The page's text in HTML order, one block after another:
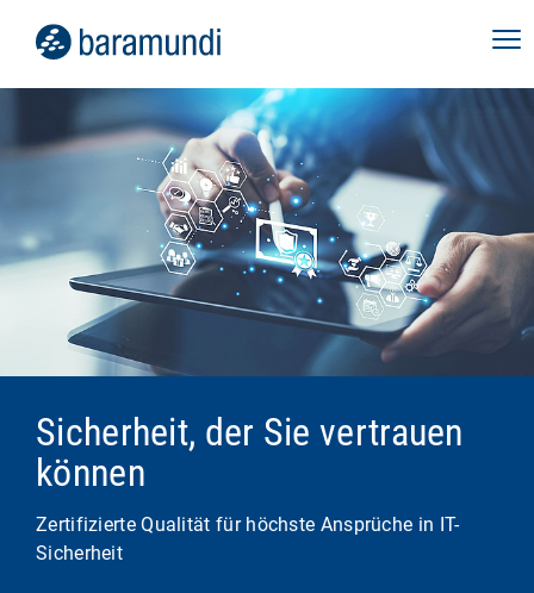
Sicherheit, der Sie vertrauen
können
Zertifizierte Qualität für höchste Ansprüche in IT-
Sicherheit